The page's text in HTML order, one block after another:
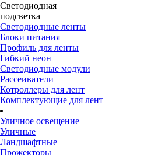
Светодиодная
подсветка
Светодиодные ленты
Блоки питания
Профиль для ленты
Гибкий неон
Светодиодные модули
Рассеиватели
Котроллеры для лент
Комплектующие для лент
Уличное освещение
Уличные
Ландшафтные
Прожекторы